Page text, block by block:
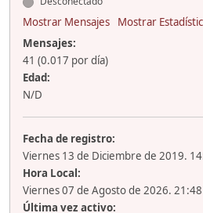
Mostrar Mensajes
Mostrar
Mensajes:
41 (0.017 por día)
Edad:
N/D
Fecha de registro:
Viernes 13 de Diciembre de 2019.
Hora Local:
Viernes 07 de Agosto de 2026.
Última vez activo: